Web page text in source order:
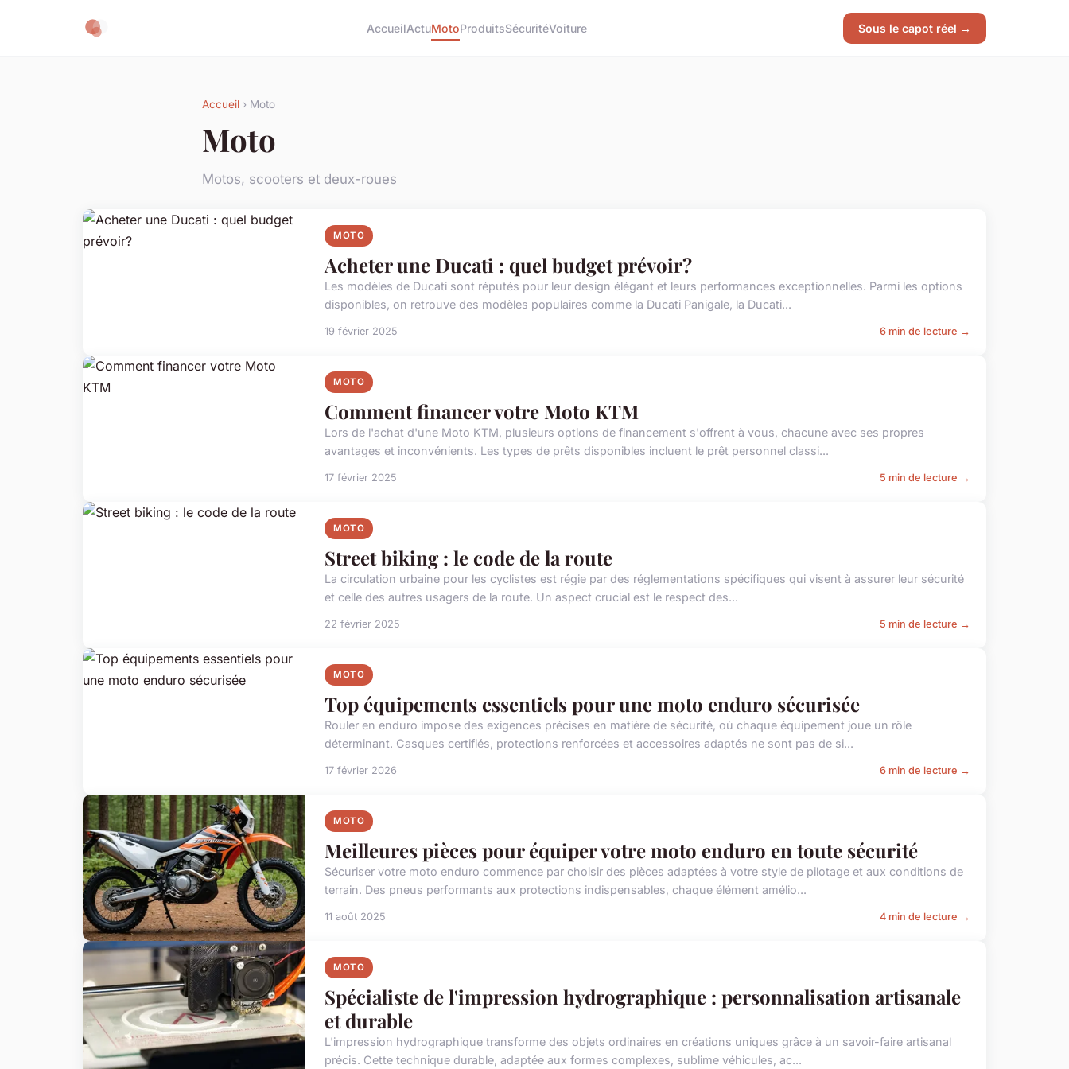
AccueilActuMotoProduitsSécuritéVoiture Sous le capot réel →
Accueil › Moto
Moto
Motos, scooters et deux-roues
MOTO
Acheter une Ducati : quel budget prévoir?
Les modèles de Ducati sont réputés pour leur design élégant et leurs performances exceptionnelles. Parmi les options
disponibles, on retrouve des modèles populaires comme la Ducati Panigale, la Ducati...
19 février 2025 6 min de lecture →
MOTO
Comment financer votre Moto KTM
Lors de l'achat d'une Moto KTM, plusieurs options de financement s'offrent à vous, chacune avec ses propres
avantages et inconvénients. Les types de prêts disponibles incluent le prêt personnel classi...
17 février 2025 5 min de lecture →
MOTO
Street biking : le code de la route
La circulation urbaine pour les cyclistes est régie par des réglementations spécifiques qui visent à assurer leur sécurité
et celle des autres usagers de la route. Un aspect crucial est le respect des...
22 février 2025 5 min de lecture →
MOTO
Top équipements essentiels pour une moto enduro sécurisée
Rouler en enduro impose des exigences précises en matière de sécurité, où chaque équipement joue un rôle
déterminant. Casques certifiés, protections renforcées et accessoires adaptés ne sont pas de si...
17 février 2026 6 min de lecture →
MOTO
Meilleures pièces pour équiper votre moto enduro en toute sécurité
Sécuriser votre moto enduro commence par choisir des pièces adaptées à votre style de pilotage et aux conditions de
terrain. Des pneus performants aux protections indispensables, chaque élément amélio...
11 août 2025 4 min de lecture →
MOTO
Spécialiste de l'impression hydrographique : personnalisation artisanale
et durable
L'impression hydrographique transforme des objets ordinaires en créations uniques grâce à un savoir-faire artisanal
précis. Cette technique durable, adaptée aux formes complexes, sublime véhicules, ac...